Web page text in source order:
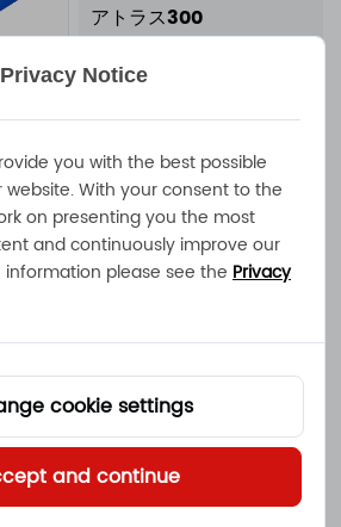
却式
アトラス300
240VAC IP65防水バッテリ
100 -
リ
NOVA-1000F
1000W 30A 21A 20A 18A
Privacy Notice
you with the best possible
With your consent to the
on presenting you the most
and continuously improve our
information please see the Privacy
cookie settings
and continue